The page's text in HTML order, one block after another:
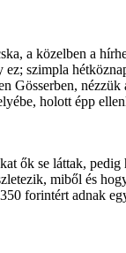
a közelben a
szimpla
holott épp
ők se láttak,
miből és
forintért adnak